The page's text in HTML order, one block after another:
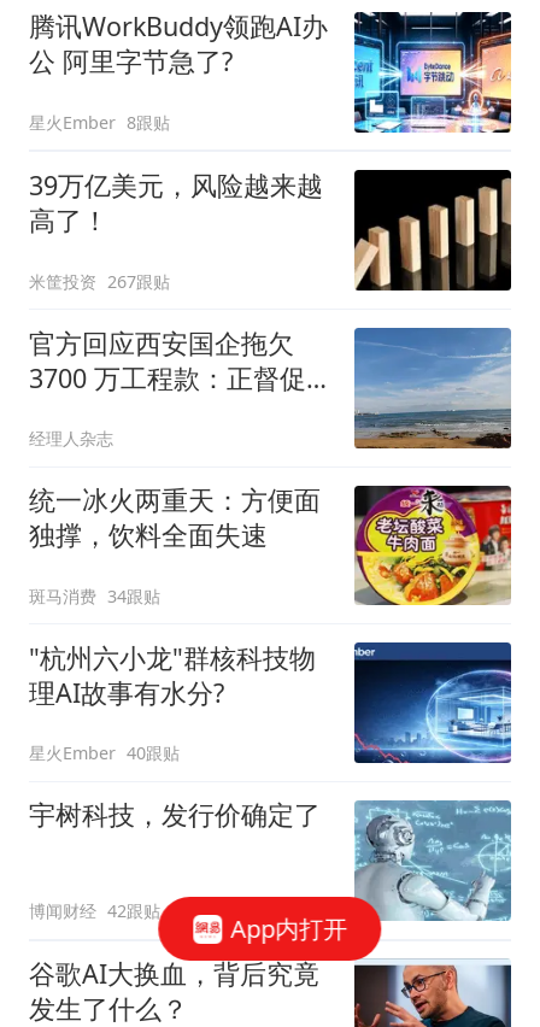
腾讯WorkBuddy领跑AI办
公 阿里字节急了?
星火Ember 8跟贴
39万亿美元，风险越来越
高了！
米筐投资 267跟贴
官方回应西安国企拖欠
3700 万工程款：正督促整
经理人杂志
统一冰火两重天：方便面
独撑，饮料全面失速
斑马消费 34跟贴
"杭州六小龙"群核科技物
理AI故事有水分?
星火Ember 40跟贴
宇树科技，发行价确定了
博闻财经 42跟贴
谷歌AI大换血，背后究竟
发生了什么？
App内打开